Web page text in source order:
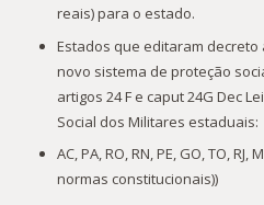
reais) para o estado.
Estados que editaram
novo sistema de proteção
artigos 24 F e caput 24G Dec
Social dos Militares estaduais:
AC, PA, RO, RN, PE, GO, TO,
normas constitucionais))